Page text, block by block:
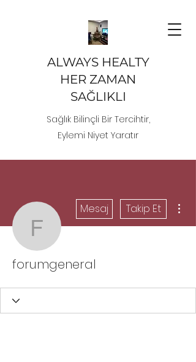
ALWAYS HEALTY
HER ZAMAN
SAĞLIKLI
Sağlık Bilinçli Bir Tercihtir,
Eylemi Niyet Yaratır
forumgeneral
Mesaj Takip Et
forumgeneral